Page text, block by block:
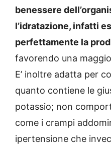
benessere
l’idratazione, infatti
perfettamente la
favorendo una
E’ inoltre adatta per
quanto contiene le
potassio; non
come i crampi
ipertensione che